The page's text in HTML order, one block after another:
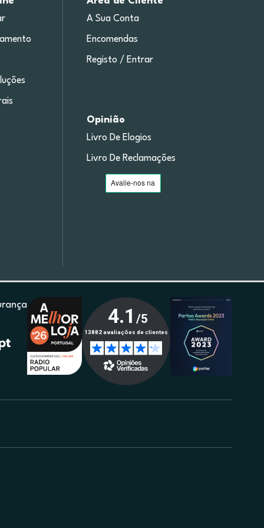
A Sua Conta
Encomendas
Registo / Entrar
Opinião
Livro De Elogios
Livro De Reclamações